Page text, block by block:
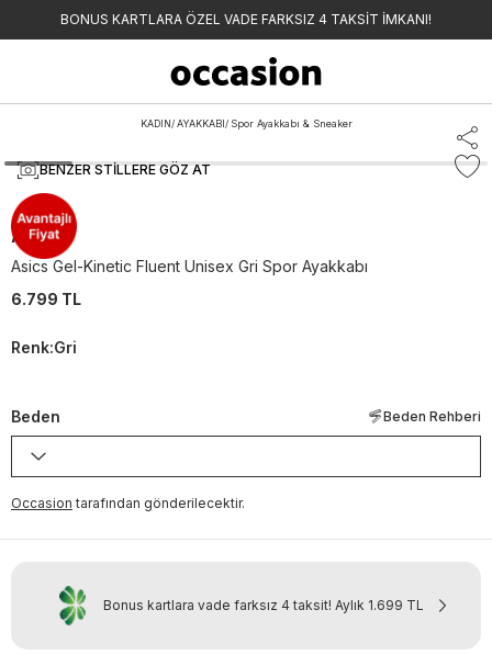
BONUS KARTLARA ÖZEL VADE FARKSIZ 4 TAKSİT İMKANI!
KADIN/ AYAKKABI/ Spor Ayakkabı & Sneaker
BENZER STILLERE GÖZ AT
Asics
Asics Gel-Kinetic Fluent Unisex Gri Spor Ayakkabı
6.799 TL
Renk:Gri
Beden Beden Rehberi
Occasion tarafından gönderilecektir.
Bonus kartlara vade farksız 4 taksit! Aylık 1.699 TL